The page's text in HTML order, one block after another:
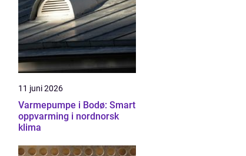
11 juni 2026
Varmepumpe i Bodø: Smart
oppvarming i nordnorsk
klima